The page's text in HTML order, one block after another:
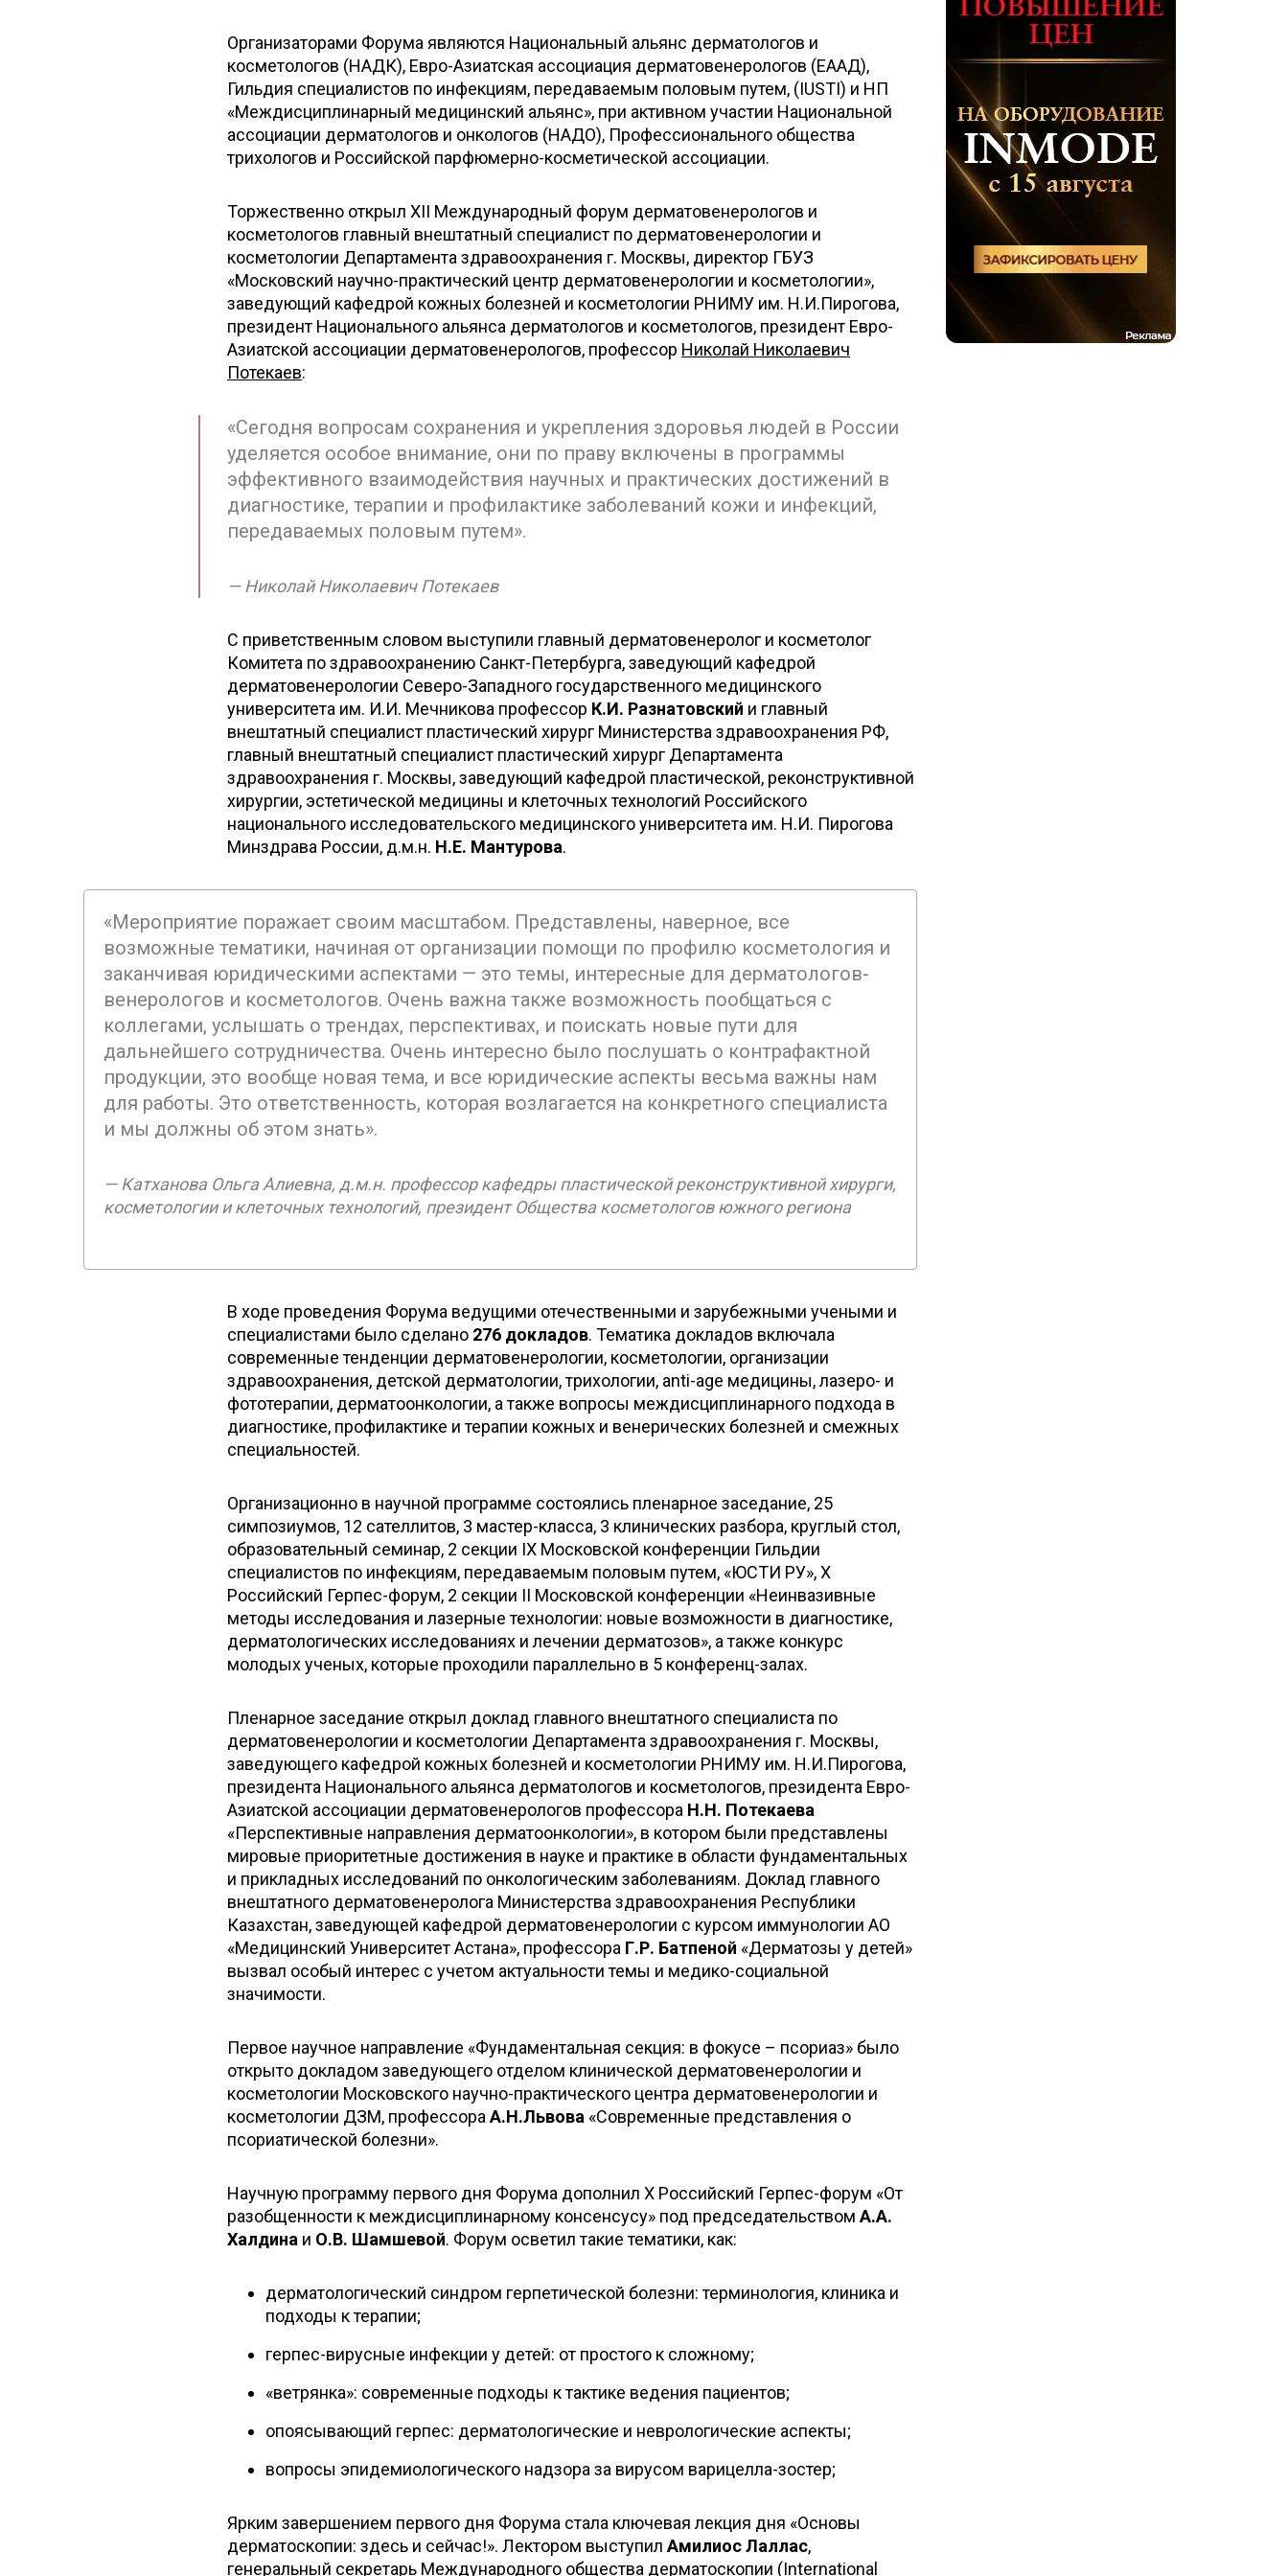
Организаторами Форума являются Национальный альянс дерматологов и
косметологов (НАДК), Евро-Азиатская ассоциация дерматовенерологов (ЕААД),
Гильдия специалистов по инфекциям, передаваемым половым путем, (IUSTI) и НП
«Междисциплинарный медицинский альянс», при активном участии Национальной
ассоциации дерматологов и онкологов (НАДО), Профессионального общества
трихологов и Российской парфюмерно-косметической ассоциации.
Торжественно открыл XII Международный форум дерматовенерологов и
косметологов главный внештатный специалист по дерматовенерологии и
косметологии Департамента здравоохранения г. Москвы, директор ГБУЗ
«Московский научно-практический центр дерматовенерологии и косметологии»,
заведующий кафедрой кожных болезней и косметологии РНИМУ им. Н.И.Пирогова,
президент Национального альянса дерматологов и косметологов, президент Евро-
Азиатской ассоциации дерматовенерологов, профессор Николай Николаевич
Потекаев:
«Сегодня вопросам сохранения и укрепления здоровья людей в России
уделяется особое внимание, они по праву включены в программы
эффективного взаимодействия научных и практических достижений в
диагностике, терапии и профилактике заболеваний кожи и инфекций,
передаваемых половым путем».
Николай Николаевич Потекаев
С приветственным словом выступили главный дерматовенеролог и косметолог
Комитета по здравоохранению Санкт-Петербурга, заведующий кафедрой
дерматовенерологии Северо-Западного государственного медицинского
университета им. И.И. Мечникова профессор К.И. Разнатовский и главный
внештатный специалист пластический хирург Министерства здравоохранения РФ,
главный внештатный специалист пластический хирург Департамента
здравоохранения г. Москвы, заведующий кафедрой пластической, реконструктивной
хирургии, эстетической медицины и клеточных технологий Российского
национального исследовательского медицинского университета им. Н.И. Пирогова
Минздрава России, д.м.н. Н.Е. Мантурова.
«Мероприятие поражает своим масштабом. Представлены, наверное, все
возможные тематики, начиная от организации помощи по профилю косметология и
заканчивая юридическими аспектами — это темы, интересные для дерматологов-
венерологов и косметологов. Очень важна также возможность пообщаться с
коллегами, услышать о трендах, перспективах, и поискать новые пути для
дальнейшего сотрудничества. Очень интересно было послушать о контрафактной
продукции, это вообще новая тема, и все юридические аспекты весьма важны нам
для работы. Это ответственность, которая возлагается на конкретного специалиста
и мы должны об этом знать».
Катханова Ольга Алиевна, д.м.н. профессор кафедры пластической реконструктивной хирурги,
косметологии и клеточных технологий, президент Общества косметологов южного региона
В ходе проведения Форума ведущими отечественными и зарубежными учеными и
специалистами было сделано 276 докладов. Тематика докладов включала
современные тенденции дерматовенерологии, косметологии, организации
здравоохранения, детской дерматологии, трихологии, anti-age медицины, лазеро- и
фототерапии, дерматоонкологии, а также вопросы междисциплинарного подхода в
диагностике, профилактике и терапии кожных и венерических болезней и смежных
специальностей.
Организационно в научной программе состоялись пленарное заседание, 25
симпозиумов, 12 сателлитов, 3 мастер-класса, 3 клинических разбора, круглый стол,
образовательный семинар, 2 секции IX Московской конференции Гильдии
специалистов по инфекциям, передаваемым половым путем, «ЮСТИ РУ», Х
Российский Герпес-форум, 2 секции II Московской конференции «Неинвазивные
методы исследования и лазерные технологии: новые возможности в диагностике,
дерматологических исследованиях и лечении дерматозов», а также конкурс
молодых ученых, которые проходили параллельно в 5 конференц-залах.
Пленарное заседание открыл доклад главного внештатного специалиста по
дерматовенерологии и косметологии Департамента здравоохранения г. Москвы,
заведующего кафедрой кожных болезней и косметологии РНИМУ им. Н.И.Пирогова,
президента Национального альянса дерматологов и косметологов, президента Евро-
Азиатской ассоциации дерматовенерологов профессора Н.Н. Потекаева
«Перспективные направления дерматоонкологии», в котором были представлены
мировые приоритетные достижения в науке и практике в области фундаментальных
и прикладных исследований по онкологическим заболеваниям. Доклад главного
внештатного дерматовенеролога Министерства здравоохранения Республики
Казахстан, заведующей кафедрой дерматовенерологии с курсом иммунологии АО
«Медицинский Университет Астана», профессора Г.Р. Батпеной «Дерматозы у детей»
вызвал особый интерес с учетом актуальности темы и медико-социальной
значимости.
Первое научное направление «Фундаментальная секция: в фокусе – псориаз» было
открыто докладом заведующего отделом клинической дерматовенерологии и
косметологии Московского научно-практического центра дерматовенерологии и
косметологии ДЗМ, профессора А.Н.Львова «Современные представления о
псориатической болезни».
Научную программу первого дня Форума дополнил Х Российский Герпес-форум «От
разобщенности к междисциплинарному консенсусу» под председательством А.А.
Халдина и О.В. Шамшевой. Форум осветил такие тематики, как:
дерматологический синдром герпетической болезни: терминология, клиника и
подходы к терапии;
герпес-вирусные инфекции у детей: от простого к сложному;
«ветрянка»: современные подходы к тактике ведения пациентов;
опоясывающий герпес: дерматологические и неврологические аспекты;
вопросы эпидемиологического надзора за вирусом варицелла-зостер;
Ярким завершением первого дня Форума стала ключевая лекция дня «Основы
дерматоскопии: здесь и сейчас!». Лектором выступил Амилиос Лаллас,
генеральный секретарь Международного общества дерматоскопии (International